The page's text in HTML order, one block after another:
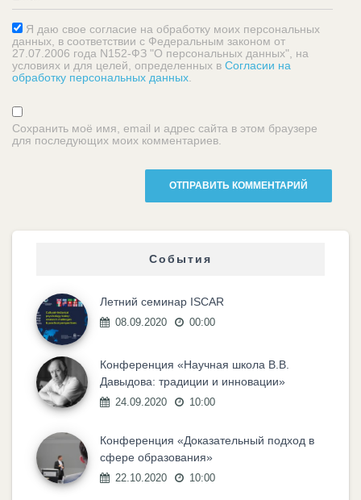
Я даю свое согласие на обработку моих персональных
данных, в соответствии с Федеральным законом от
27.07.2006 года N152-ФЗ "О персональных данных", на
условиях и для целей, определенных в Согласии на
обработку персональных данных
Сохранить моё имя, email и адрес сайта в этом браузере
для последующих моих комментариев.
События
Летний семинар ISCAR
08.09.2020 00:00
Конференция «Научная школа В.В.
Давыдова: традиции и инновации»
24.09.2020 10:00
Конференция «Доказательный подход в
сфере образования»
22.10.2020 10:00